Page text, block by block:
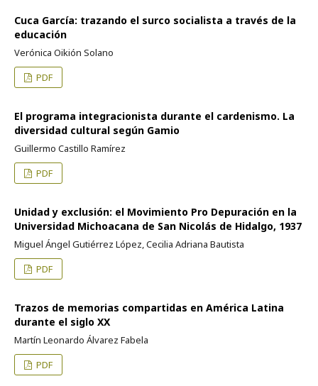
Cuca García: trazando el surco socialista a través de la
educación
Verónica Oikión Solano
PDF
El programa integracionista durante el cardenismo. La
diversidad cultural según Gamio
Guillermo Castillo Ramírez
PDF
Unidad y exclusión: el Movimiento Pro Depuración en la
Universidad Michoacana de San Nicolás de Hidalgo, 1937
Miguel Ángel Gutiérrez López, Cecilia Adriana Bautista
PDF
Trazos de memorias compartidas en América Latina
durante el siglo XX
Martín Leonardo Álvarez Fabela
PDF